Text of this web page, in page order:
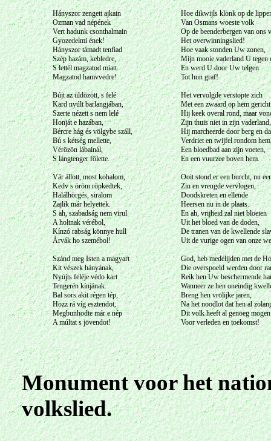
Hányszor zengett ajkain
Ozman vad népének
Vert hadunk csonthalmain
Gyozedelmi ének!
Hányszor támadt tenfiad
Szép hazám, kebledre,
S lettél magzatod miatt
Magzatod hamvvedre!
Bújt az üldözött, s felé
Kard nyúlt barlangjában,
Szerte nézett s nem lelé
Honját e hazában,
Bércre hág és völgybe száll,
Bú s kétség mellette,
Vérözön lábainál,
S lángtenger fölette.
Vár állott, most kohalom,
Kedv s öröm röpkedtek,
Halálhörgés, siralom
Zajlik már helyettek.
S ah, szabadság nem virul
A holtnak vérébol,
Kínzó rabság könnye hull
Árvák ho szemébol!
Szánd meg Isten a magyart
Kit vészek hányának,
Nyújts feléje védo kart
Tengerén kínjának.
Bal sors akit régen tép,
Hozz rá víg esztendot,
Megbunhodte már e nép
A múltat s jövendot!
Hoe dikwijls klonk op de
Van Osmans woeste volk
Op de beenderbergen van ons
Het overwinningslied!
Hoe vaak stonden Uw zonen,
Mijn mooie vaderland U tegen
En werd U door Uw telgen
Tot hun graf!
Het vervolgde verstopte zich
Met een zwaard op hem
Hij keek overal rond, maar
Zijn thuis niet in zijn vaderland,
Hij marcheerde door berg en
Verdriet en twijfel rondom
Een bloedbad aan zijn voeten,
En een vuurzee boven hem.
Ooit stond er een burcht, nu
Zin en vreugde vervlogen,
Doodskreten en ellende
Heersen nu in de plaats.
En ah, vrijheid zal niet bloeien
Uit het bloed van de doden,
De tranen van de kwellende
Uit de vurige ogen van onze
God, heb medelijden met de
Die overspoeld werden door
Reik hen Uw beschermende
Wanneer ze hen oneindig
Breng hen vrolijke jaren,
Na het noodlot dat hen al
Dit volk heeft al genoeg mogen
Voor verleden en toekomst!
Monument voor het
volkslied.